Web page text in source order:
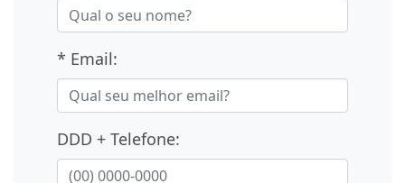
* Email:
DDD + Telefone: